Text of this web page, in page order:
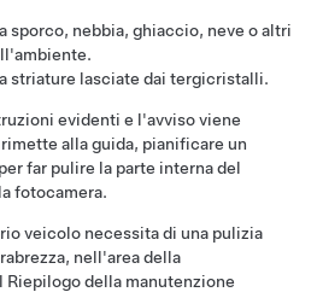
sporco, nebbia, ghiaccio, neve o altri
striature lasciate dai tergicristalli.
evidenti e l'avviso viene
alla guida, pianificare un
far pulire la parte interna del
fotocamera.
veicolo necessita di una pulizia
nell'area della
della manutenzione